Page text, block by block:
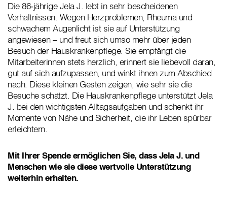
Die 86‑jährige Jela J. lebt in sehr bescheidenen
Verhältnissen. Wegen Herzproblemen, Rheuma und
schwachem Augenlicht ist sie auf Unterstützung
angewiesen – und freut sich umso mehr über jeden
Besuch der Hauskrankenpflege. Sie empfängt die
Mitarbeiterinnen stets herzlich, erinnert sie liebevoll daran,
gut auf sich aufzupassen, und winkt ihnen zum Abschied
nach. Diese kleinen Gesten zeigen, wie sehr sie die
Besuche schätzt. Die Hauskrankenpflege unterstützt Jela
J. bei den wichtigsten Alltagsaufgaben und schenkt ihr
Momente von Nähe und Sicherheit, die ihr Leben spürbar
erleichtern.
Mit Ihrer Spende ermöglichen Sie, dass Jela J. und
Menschen wie sie diese wertvolle Unterstützung
weiterhin erhalten.